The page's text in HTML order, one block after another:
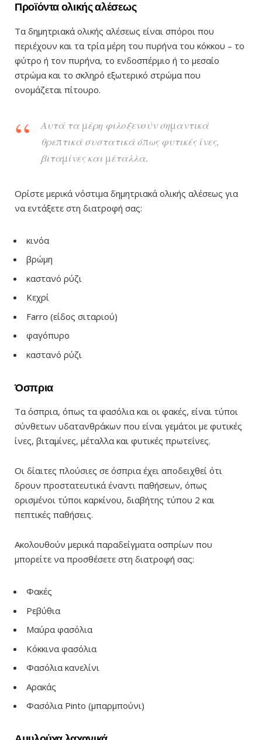
Προϊόντα ολικής αλέσεως
Τα δημητριακά ολικής αλέσεως είναι σπόροι που
περιέχουν και τα τρία μέρη του πυρήνα του κόκκου – το
φύτρο ή τον πυρήνα, το ενδοσπέρμιο ή το μεσαίο
στρώμα και το σκληρό εξωτερικό στρώμα που
ονομάζεται πίτουρο.
Αυτά τα μέρη φιλοξενούν σημαντικά
θρεπτικά συστατικά όπως φυτικές ίνες,
βιταμίνες και μέταλλα.
Ορίστε μερικά νόστιμα δημητριακά ολικής αλέσεως για
να εντάξετε στη διατροφή σας:
κινόα
βρώμη
καστανό ρύζι
Κεχρί
Farro (είδος σιταριού)
φαγόπυρο
καστανό ρύζι
Όσπρια
Τα όσπρια, όπως τα φασόλια και οι φακές, είναι τύποι
σύνθετων υδατανθράκων που είναι γεμάτοι με φυτικές
ίνες, βιταμίνες, μέταλλα και φυτικές πρωτεΐνες.
Οι δίαιτες πλούσιες σε όσπρια έχει αποδειχθεί ότι
δρουν προστατευτικά έναντι παθήσεων, όπως
ορισμένοι τύποι καρκίνου, διαβήτης τύπου 2 και
πεπτικές παθήσεις.
Ακολουθούν μερικά παραδείγματα οσπρίων που
μπορείτε να προσθέσετε στη διατροφή σας:
Φακές
Ρεβύθια
Μαύρα φασόλια
Κόκκινα φασόλια
Φασόλια κανελίνι
Αρακάς
Φασόλια Pinto (μπαρμπούνι)